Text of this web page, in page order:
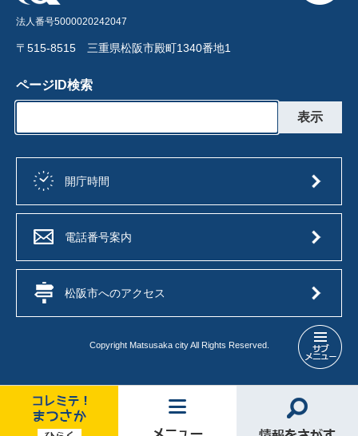
地
づ
く
法人番号5000020242047
〒515-8515 三重県松阪市殿町1340番地1
ページID検索
開庁時間
電話番号案内
松阪市へのアクセス
Copyright Matsusaka city All Rights Reserved.